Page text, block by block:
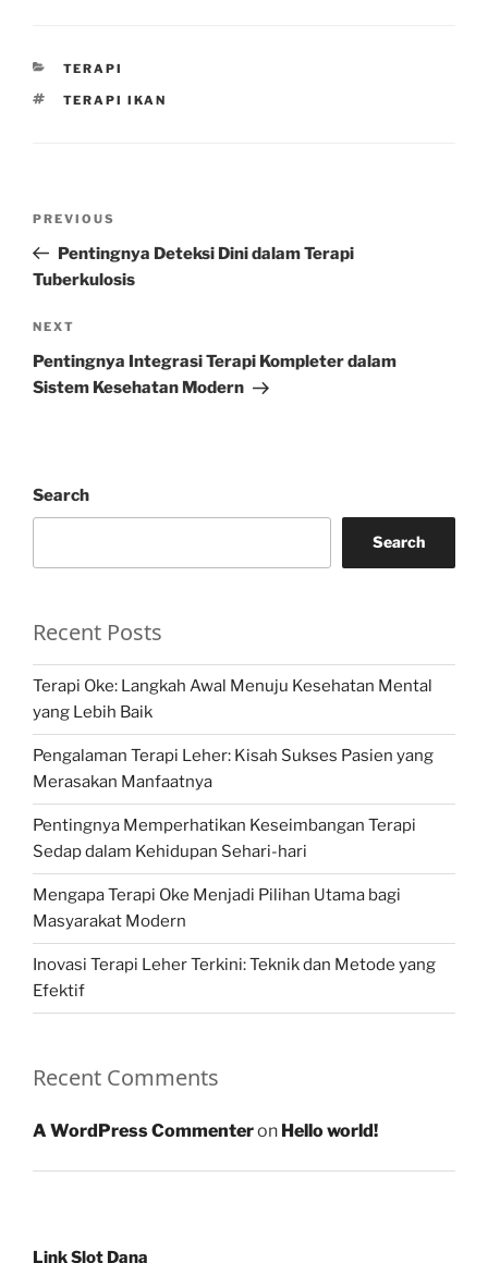
CATEGORIES
TERAPI
TAGS
TERAPI IKAN
Previous
Post
PREVIOUS
Pentingnya Deteksi Dini dalam Terapi
Tuberkulosis
Next
Post
NEXT
Pentingnya Integrasi Terapi Kompleter dalam
Sistem Kesehatan Modern
Search
Search
Recent Posts
Terapi Oke: Langkah Awal Menuju Kesehatan Mental
yang Lebih Baik
Pengalaman Terapi Leher: Kisah Sukses Pasien yang
Merasakan Manfaatnya
Pentingnya Memperhatikan Keseimbangan Terapi
Sedap dalam Kehidupan Sehari-hari
Mengapa Terapi Oke Menjadi Pilihan Utama bagi
Masyarakat Modern
Inovasi Terapi Leher Terkini: Teknik dan Metode yang
Efektif
Recent Comments
A WordPress Commenteron Hello world!
Link Slot Dana